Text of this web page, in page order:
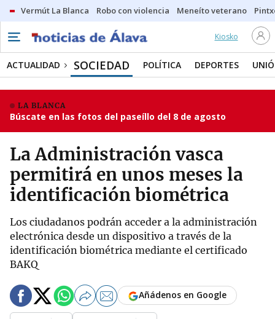
Vermút La Blanca Robo con violencia Meneíto veterano
Kiosko
ACTUALIDAD SOCIEDAD POLÍTICA DEPORTES
LA BLANCA
Búscate en las fotos del paseíllo del 8 de agosto
La Administración vasca
permitirá en unos meses la
identificación biométrica
Los ciudadanos podrán acceder a la administración
electrónica desde un dispositivo a través de la
identificación biométrica mediante el certificado
BAKQ
Añádenos en Google